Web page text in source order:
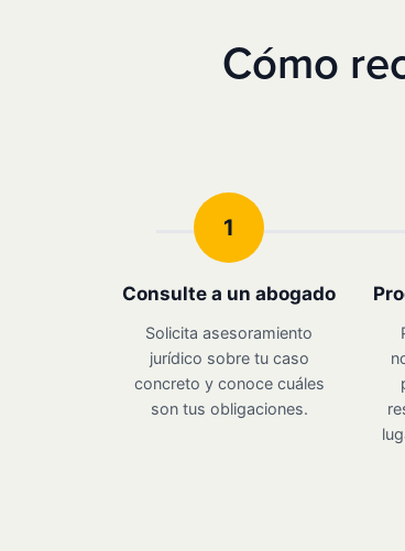
Cómo
1
Consulte a un abogado
Solicita asesoramiento
jurídico sobre tu caso
concreto y conoce cuáles
son tus obligaciones.